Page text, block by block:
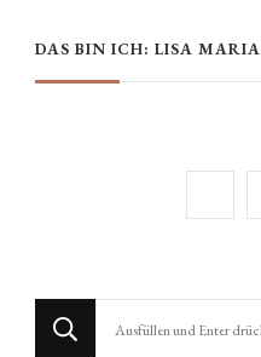
DAS BIN ICH: LISA MARIA